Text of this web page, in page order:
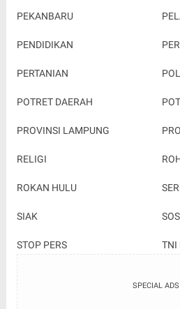
PEKANBARU
PENDIDIKAN
PERTANIAN
POTRET DAERAH
PROVINSI LAMPUNG
RELIGI
ROKAN HULU
SIAK
STOP PERS TNI
SPECIAL ADS